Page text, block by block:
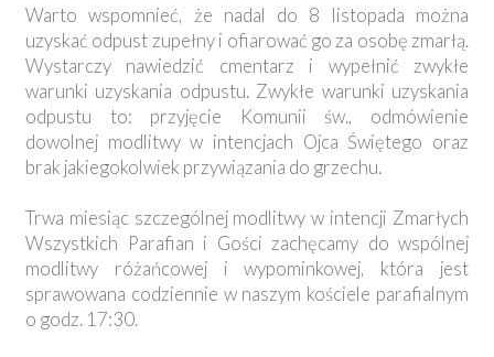
Warto wspomnieć, że nadal do 8 listopada można
uzyskać odpust zupełny i ofiarować go za osobę zmarłą.
Wystarczy nawiedzić cmentarz i wypełnić zwykłe
warunki uzyskania odpustu. Zwykłe warunki uzyskania
odpustu to: przyjęcie Komunii św., odmówienie
dowolnej modlitwy w intencjach Ojca Świętego oraz
brak jakiegokolwiek przywiązania do grzechu.
Trwa miesiąc szczególnej modlitwy w intencji Zmarłych
Wszystkich Parafian i Gości zachęcamy do wspólnej
modlitwy różańcowej i wypominkowej, która jest
sprawowana codziennie w naszym kościele parafialnym
o godz. 17:30.